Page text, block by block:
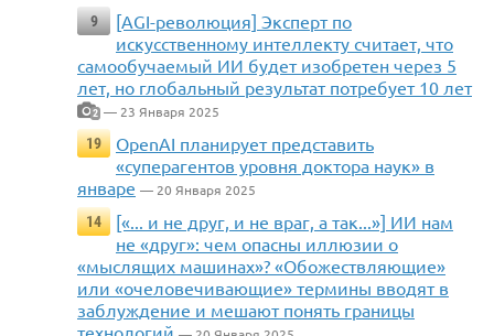
9
[AGI-революция] Эксперт по
искусственному интеллекту считает, что
самообучаемый ИИ будет изобретен через 5
лет, но глобальный результат потребует 10 лет
2 — 23 Января 2025
19
OpenAI планирует представить
«суперагентов уровня доктора наук» в
январе — 20 Января 2025
14
[«... и не друг, и не враг, а так...»] ИИ нам
не «друг»: чем опасны иллюзии о
«мыслящих машинах»? «Обожествляющие»
или «очеловечивающие» термины вводят в
заблуждение и мешают понять границы